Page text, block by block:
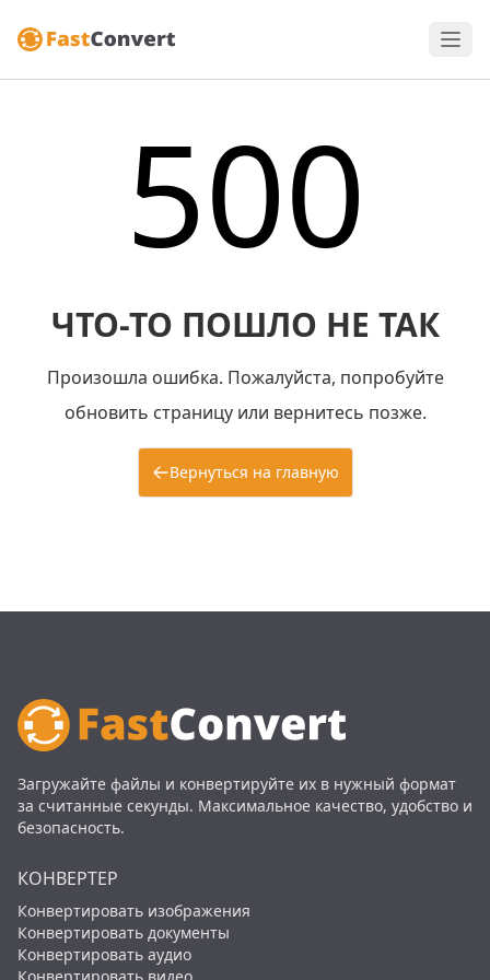
500
ЧТО-ТО ПОШЛО НЕ ТАК
Произошла ошибка. Пожалуйста, попробуйте
обновить страницу или вернитесь позже.
Вернуться на главную
Загружайте файлы и конвертируйте их в нужный формат
за считанные секунды. Максимальное качество, удобство и
безопасность.
КОНВЕРТЕР
Конвертировать изображения
Конвертировать документы
Конвертировать аудио